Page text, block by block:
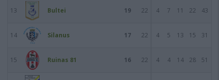
13 Bultei 19 22 4 7 11 22 43
14 Silanus 17 22 4 5 13 15 31
15 Ruinas 81 16 22 4 4 14 28 51